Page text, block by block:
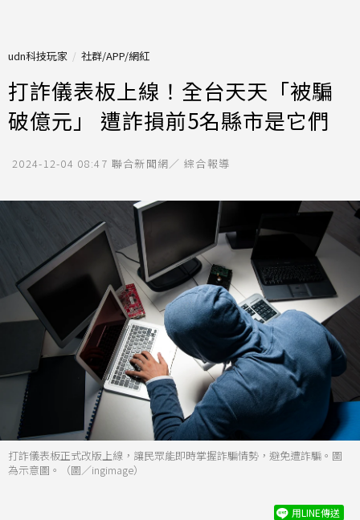
udn科技玩家 社群/APP/網紅
打詐儀表板上線！全台天天「被騙
破億元」 遭詐損前5名縣市是它們
2024-12-04 08:47 聯合新聞網／ 綜合報導
打詐儀表板正式改版上線，讓民眾能即時掌握詐騙情勢，避免遭詐騙。圖
為示意圖。（圖／ingimage）
用LINE傳送